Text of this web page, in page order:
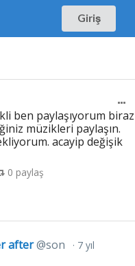
Giriş
ben paylaşıyorum biraz
müzikleri paylaşın.
acayip değişik
0 paylaş
after@son 7 yıl